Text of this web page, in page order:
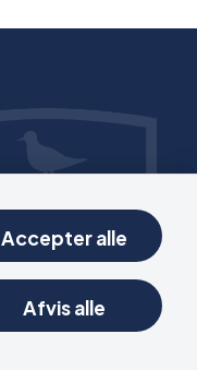
Accepter alle
Afvis alle